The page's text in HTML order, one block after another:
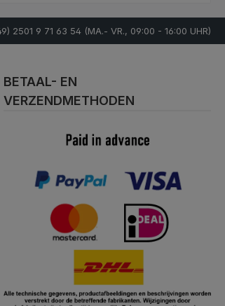
2501 9 71 63 54 (MA.- VR., 09:00 - 16:00 UHR)
BETAAL- EN
VERZENDMETHODEN